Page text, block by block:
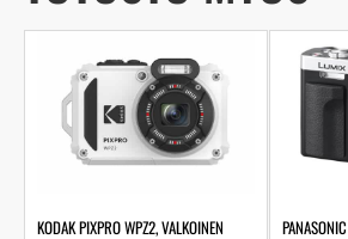
KODAK PIXPRO WPZ2, VALKOINEN